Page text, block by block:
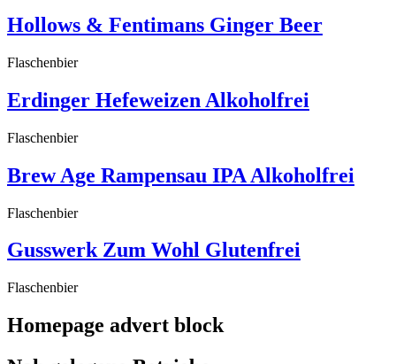
Hollows & Fentimans Ginger Beer
Flaschenbier
Erdinger Hefeweizen Alkoholfrei
Flaschenbier
Brew Age Rampensau IPA Alkoholfrei
Flaschenbier
Gusswerk Zum Wohl Glutenfrei
Flaschenbier
Homepage advert block